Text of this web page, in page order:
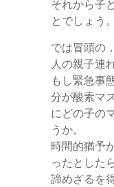
それから子
とでしょう。
では冒頭の
人の親子連
もし緊急事
分が酸素マ
にどの子の
うか。
時間的猶予
ったとした
諦めざるを